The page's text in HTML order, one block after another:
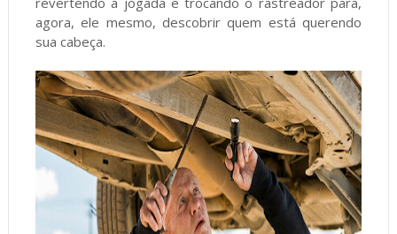
agora, ele mesmo, descobrir quem está querendo
sua cabeça.